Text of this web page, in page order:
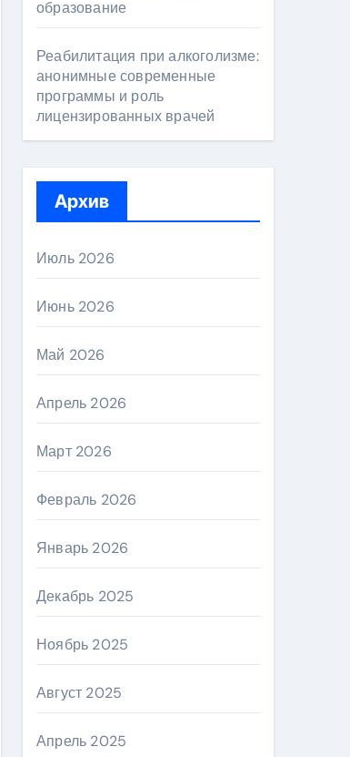
образование
Реабилитация при алкоголизме:
анонимные современные
программы и роль
лицензированных врачей
Архив
Июль 2026
Июнь 2026
Май 2026
Апрель 2026
Март 2026
Февраль 2026
Январь 2026
Декабрь 2025
Ноябрь 2025
Август 2025
Апрель 2025